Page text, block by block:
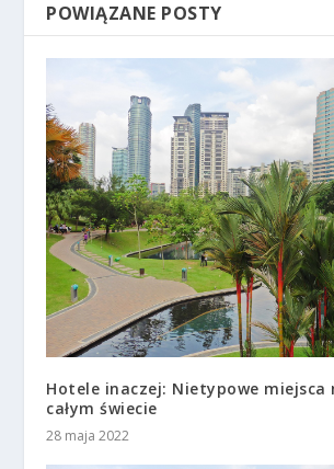
POWIĄZANE POSTY
Hotele inaczej: Nietypowe miejsca
całym świecie
28 maja 2022